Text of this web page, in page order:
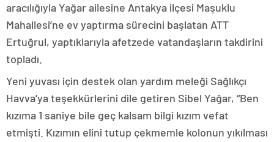
aracılığıyla Yağar ailesine Antakya ilçesi Maşuklu
Mahallesi’ne ev yaptırma sürecini başlatan ATT
Ertuğrul, yaptıklarıyla afetzede vatandaşların takdirini
topladı.
Yeni yuvası için destek olan yardım meleği Sağlıkçı
Havva’ya teşekkürlerini dile getiren Sibel Yağar, “Ben
kızıma 1 saniye bile geç kalsam bilgi kızım vefat
etmişti. Kızımın elini tutup çekmemle kolonun yıkılması